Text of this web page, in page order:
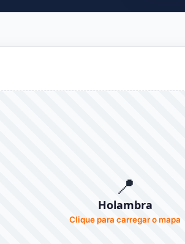
📍
Holambra
Clique para carregar o mapa